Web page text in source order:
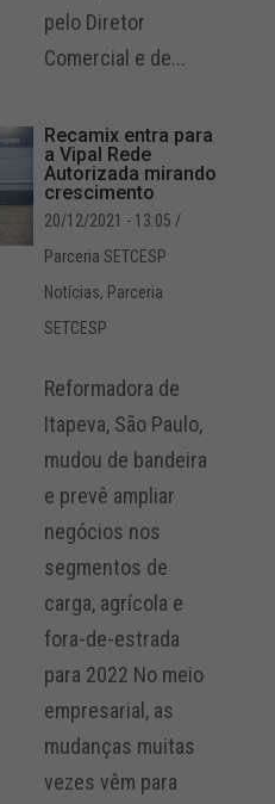
pelo Diretor
Comercial e de...
Recamix entra para
a Vipal Rede
Autorizada mirando
crescimento
20/12/2021 - 13:05 /
Parceria SETCESP
Notícias, Parceria
SETCESP
Reformadora de
Itapeva, São Paulo,
mudou de bandeira
e prevê ampliar
negócios nos
segmentos de
carga, agrícola e
fora-de-estrada
para 2022 No meio
empresarial, as
mudanças muitas
vezes vêm para